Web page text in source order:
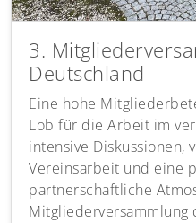
3.
Deutschland
Eine hohe
Lob für die Arbeit im
intensive Diskussionen,
Vereinsarbeit und eine
partnerschaftliche
Mitgliederversammlung